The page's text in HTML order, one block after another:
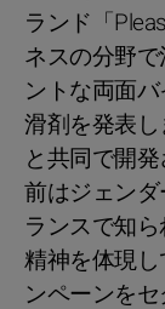
ランド「
ネスの分野
ントな両面
滑剤を発表
と共同で開
前はジェン
ランスで知
精神を体現
ンペーンを